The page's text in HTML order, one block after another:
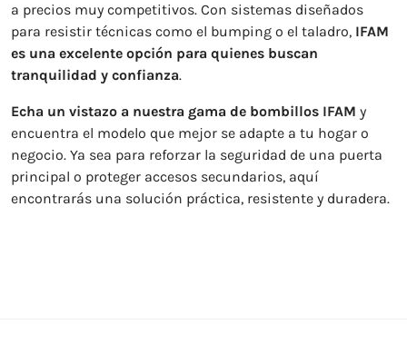
a precios muy competitivos. Con sistemas diseñados
para resistir técnicas como el bumping o el taladro, IFAM
es una excelente opción para quienes buscan
tranquilidad y confianza.
Echa un vistazo a nuestra gama de bombillos IFAM y
encuentra el modelo que mejor se adapte a tu hogar o
negocio. Ya sea para reforzar la seguridad de una puerta
principal o proteger accesos secundarios, aquí
encontrarás una solución práctica, resistente y duradera.